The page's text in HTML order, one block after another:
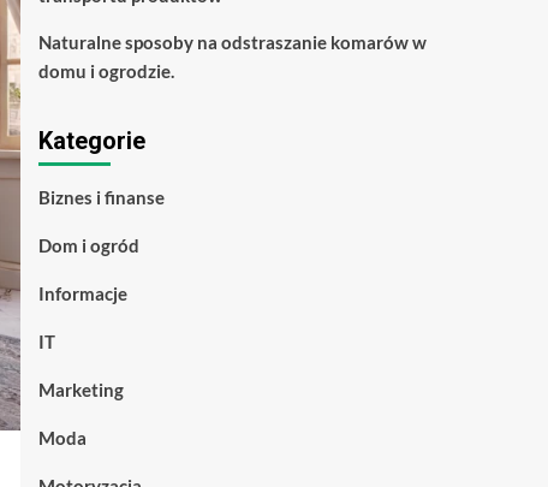
Naturalne sposoby na odstraszanie komarów w
domu i ogrodzie.
Kategorie
Biznes i finanse
Dom i ogród
Informacje
IT
Marketing
Moda